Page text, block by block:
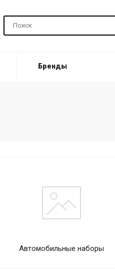
Бренды
Автомобильные наборы